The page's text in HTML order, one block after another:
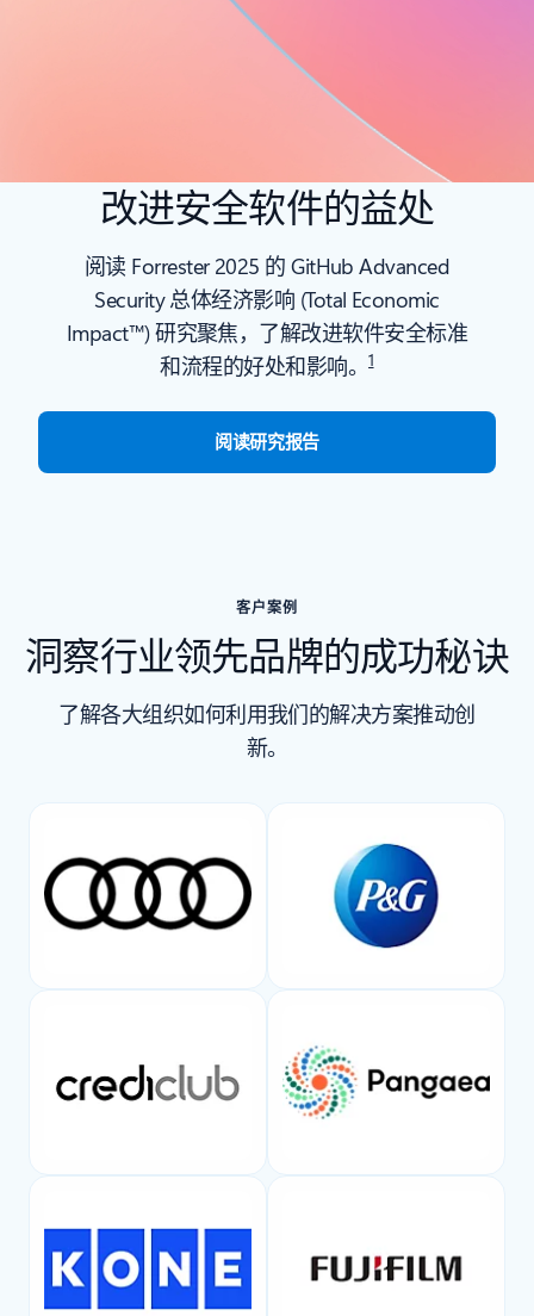
改进安全软件的益处
阅读 Forrester 2025 的 GitHub Advanced
Security 总体经济影响 (Total Economic
Impact™) 研究聚焦，了解改进软件安全标准
和流程的好处和影响。1
阅读研究报告
客户案例
洞察行业领先品牌的成功秘诀
了解各大组织如何利用我们的解决方案推动创
新。